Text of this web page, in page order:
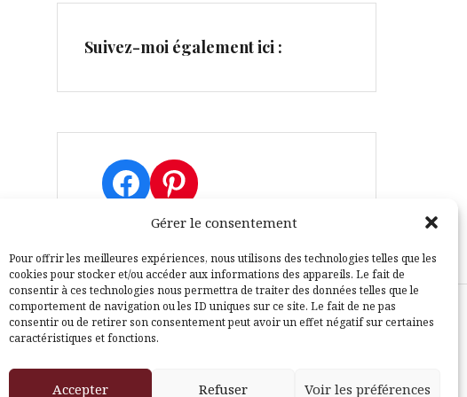
Gérer le consentement
Pour offrir les meilleures expériences, nous utilisons des technologies telles que les
cookies pour stocker et/ou accéder aux informations des appareils. Le fait de
consentir à ces technologies nous permettra de traiter des données telles que le
comportement de navigation ou les ID uniques sur ce site. Le fait de ne pas
consentir ou de retirer son consentement peut avoir un effet négatif sur certaines
caractéristiques et fonctions.
Accepter Refuser Voir les préférences
Suivez-moi également ici :
Facebook
Pinterest
par Themeisle